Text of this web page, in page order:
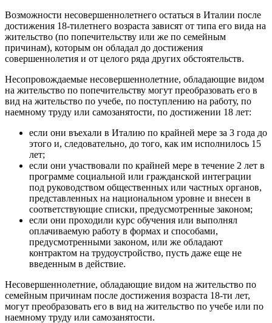
Возможности несовершеннолетнего остаться в Италии после
достижения 18-тилетнего возраста зависят от типа его вида на
жительство (по попечительству или же по семейным
причинам), которым он обладал до достижения
совершеннолетия и от целого ряда других обстоятельств.
Несопровождаемые несовершеннолетние, обладающие видом
на жительство по попечительству могут преобразовать его в
вид на жительство по учебе, по поступлению на работу, по
наемному труду или самозанятости, по достижении 18 лет:
если они въехали в Италию по крайней мере за 3 года до
этого и, следовательно, до того, как им исполнилось 15
лет;
если они участвовали по крайней мере в течение 2 лет в
программе социальной или гражданской интеграции
под руководством общественных или частных органов,
представленных на национальном уровне и внесен в
соответствующие списки, предусмотренные законом;
если они проходили курс обучения или выполнял
оплачиваемую работу в формах и способами,
предусмотренными законом, или же обладают
контрактом на трудоустройство, пусть даже еще не
введенным в действие.
Несовершеннолетние, обладающие видом на жительство по
семейным причинам после достижения возраста 18-ти лет,
могут преобразовать его в вид на жительство по учебе или по
наемному труду или самозанятости.